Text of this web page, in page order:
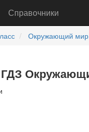
Справочники
Окружающий мир